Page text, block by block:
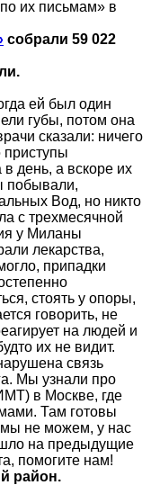
их письмам» в
собрали 59 022
ей был один
губы, потом она
сказали: ничего
приступы
день, а вскоре их
побывали,
Вод, но никто
с трехмесячной
у Миланы
лекарства,
припадки
стоять у опоры,
говорить, не
на людей и
их не видит.
связь
Мы узнали про
в Москве, где
Там готовы
мы не можем, у нас
на предыдущие
помогите нам!
район.